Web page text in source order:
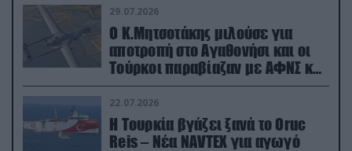
29.07.2026
Ο Κ.Μητσοτάκης μιλούσε για
αποτροπή στο Αγαθονήσι και οι
Τούρκοι παραβίαζαν με ΑΦΝΣ και
drone
22.07.2026
Η Τουρκία βγάζει ξανά το Oruc
Reis – Νέα NAVTEX για αγωγό